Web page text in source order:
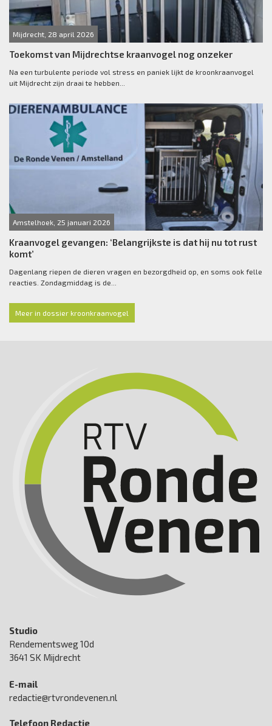
Mijdrecht, 28 april 2026
Toekomst van Mijdrechtse kraanvogel nog onzeker
Na een turbulente periode vol stress en paniek lijkt de kroonkraanvogel
uit Mijdrecht zijn draai te hebben...
Amstelhoek, 25 januari 2026
Kraanvogel gevangen: ‘Belangrijkste is dat hij nu tot rust
komt’
Dagenlang riepen de dieren vragen en bezorgdheid op, en soms ook felle
reacties. Zondagmiddag is de...
Meer in dossier kroonkraanvogel
Studio
Rendementsweg 10d
3641 SK Mijdrecht
E-mail
redactie@rtvrondevenen.nl
Telefoon Redactie